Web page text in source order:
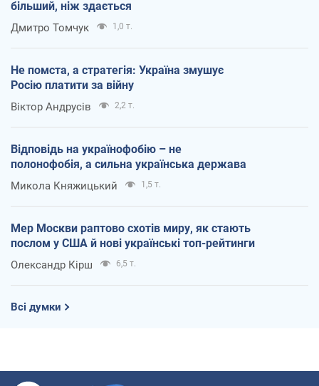
більший, ніж здається
Дмитро Томчук 1,0 т.
Не помста, а стратегія: Україна змушує
Росію платити за війну
Віктор Андрусів 2,2 т.
Відповідь на українофобію – не
полонофобія, а сильна українська держава
Микола Княжицький 1,5 т.
Мер Москви раптово схотів миру, як стають
послом у США й нові українські топ-рейтинги
Олександр Кірш 6,5 т.
Всі думки